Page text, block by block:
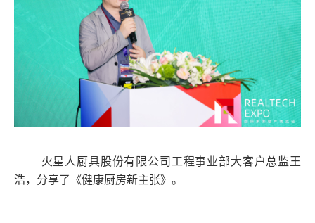
火星人厨具股份有限公司工程事业部大客户总监王
浩，分享了《健康厨房新主张》。